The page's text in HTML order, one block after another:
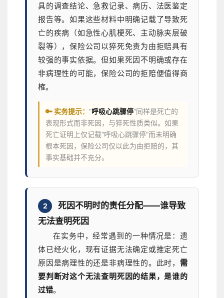
具的调查结论、急救记录、病历、法医鉴定
报告等。如果这些材料中明确记载了导致死
亡的疾病（如急性心肌梗死、主动脉夹层破
裂等），保险公司以猝死免责为由拒赔具有
较强的事实依据。但如果死因不明确或存在
非病理性的可能，保险公司的拒赔便值得商
榷。
🔑 实务提示： “呼吸心跳骤停”同样是死亡的
表现形式而非死因，与猝死性质类似。如果
死亡证明上仅记载“呼吸心跳骤停”而未明确
根本死因，保险公司仅以此为由拒赔的，其
事实基础并不充分。
2
死因不明时的责任分配——谁导致
无法查明死因
在实务中，经常遇到的一种情况是：遗
体已经火化，现有证据无法确定或推定死亡
原因是病理性的还是非病理性的。此时， 需
要判断对这个无法查明死因的结果，是谁的
过错。